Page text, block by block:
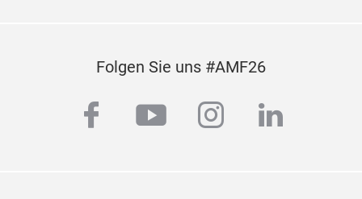
Folgen Sie uns #AMF26
facebook
youtubeinstagram
linkedin